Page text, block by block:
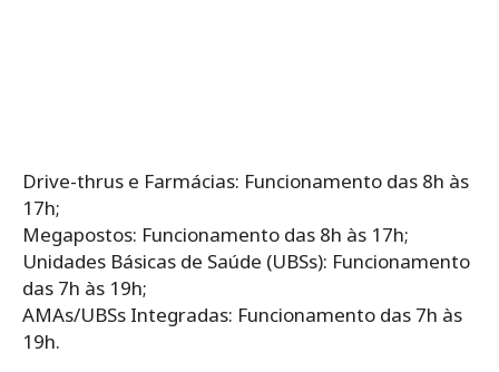
Drive-thrus e Farmácias: Funcionamento das 8h às
17h;
Megapostos: Funcionamento das 8h às 17h;
Unidades Básicas de Saúde (UBSs): Funcionamento
das 7h às 19h;
AMAs/UBSs Integradas: Funcionamento das 7h às
19h.